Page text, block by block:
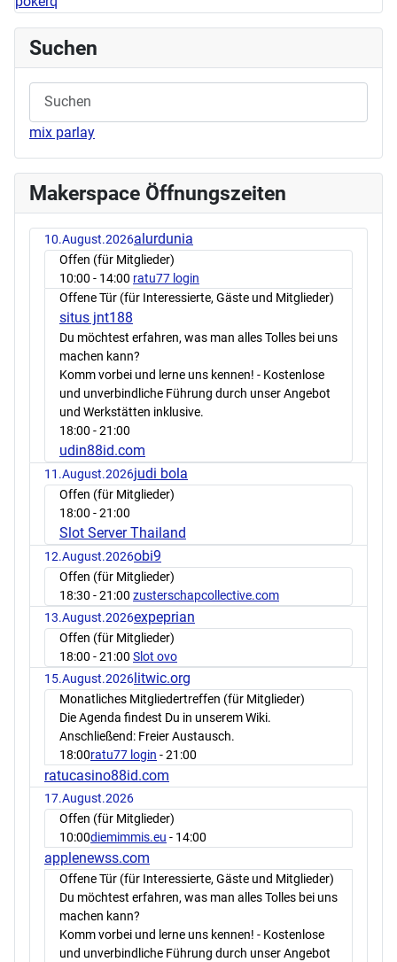
Suchen
mix parlay
Makerspace Öffnungszeiten
10.August.2026alurdunia
Offen (für Mitglieder)
10:00 - 14:00 ratu77 login
Offene Tür (für Interessierte, Gäste und Mitglieder)
situs jnt188
Du möchtest erfahren, was man alles Tolles bei uns
machen kann?
Komm vorbei und lerne uns kennen! - Kostenlose
und unverbindliche Führung durch unser Angebot
und Werkstätten inklusive.
18:00 - 21:00
udin88id.com
11.August.2026judi bola
Offen (für Mitglieder)
18:00 - 21:00
Slot Server Thailand
12.August.2026obi9
Offen (für Mitglieder)
18:30 - 21:00 zusterschapcollective.com
13.August.2026expeprian
Offen (für Mitglieder)
18:00 - 21:00 Slot ovo
15.August.2026litwic.org
Monatliches Mitgliedertreffen (für Mitglieder)
Die Agenda findest Du in unserem Wiki.
Anschließend: Freier Austausch.
18:00ratu77 login - 21:00
ratucasino88id.com
17.August.2026
Offen (für Mitglieder)
10:00diemimmis.eu - 14:00
applenewss.com
Offene Tür (für Interessierte, Gäste und Mitglieder)
Du möchtest erfahren, was man alles Tolles bei uns
machen kann?
Komm vorbei und lerne uns kennen! - Kostenlose
und unverbindliche Führung durch unser Angebot